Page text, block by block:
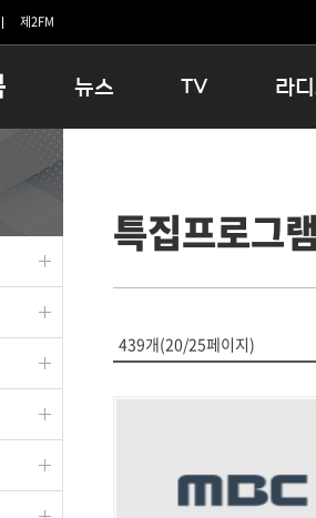
제2FM
뉴스
보은
옥천
TV
인생내컷
테마기행 길
시청자 FLEX
특집프로그램
라
16:00 완
우리 고
특집프로그
439개(20/25페이지)